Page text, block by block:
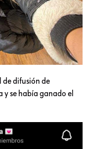
de difusión de
y se había ganado el